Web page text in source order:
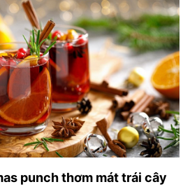
punch thơm mát trái cây